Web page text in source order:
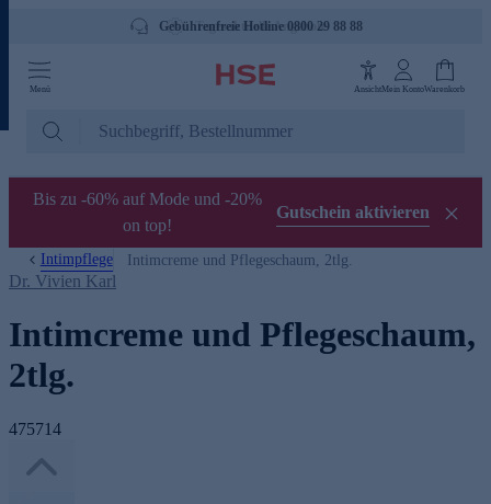
Gebührenfreie Hotline 0800 29 88 88
Menü AnsichtMein KontoWarenkorb
Bis zu -60% auf Mode und -20%
on top!
Gutschein aktivieren
Intimpflege Intimcreme und Pflegeschaum, 2tlg.
Dr. Vivien Karl
Intimcreme und Pflegeschaum,
2tlg.
475714